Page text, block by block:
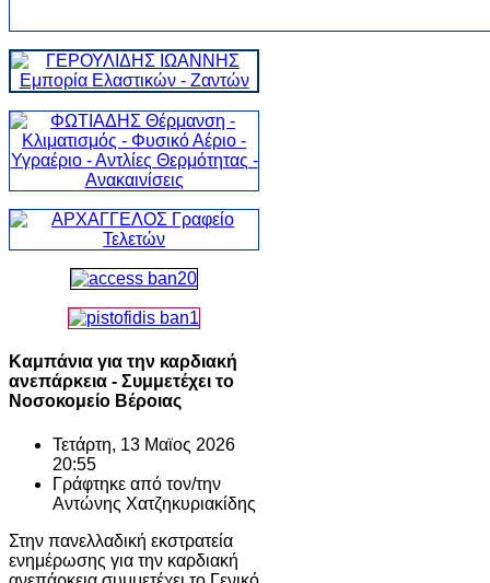
Καμπάνια για την καρδιακή
ανεπάρκεια - Συμμετέχει το
Νοσοκομείο Βέροιας
Τετάρτη, 13 Μαϊος 2026
20:55
Γράφτηκε από τον/την
Αντώνης Χατζηκυριακίδης
Στην πανελλαδική εκστρατεία
ενημέρωσης για την καρδιακή